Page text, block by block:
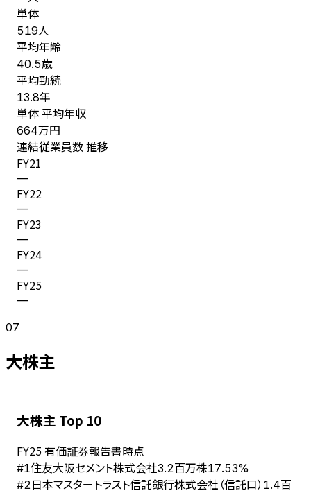
単体
519人
平均年齢
40.5歳
平均勤続
13.8年
単体 平均年収
664万円
連結従業員数 推移
FY21
—
FY22
—
FY23
—
FY24
—
FY25
—
07
大株主
大株主 Top 10
FY25 有価証券報告書時点
#1住友大阪セメント株式会社3.2百万株17.53%
#2 日本マスタートラスト信託銀行株式会社（信託口） 1.4百